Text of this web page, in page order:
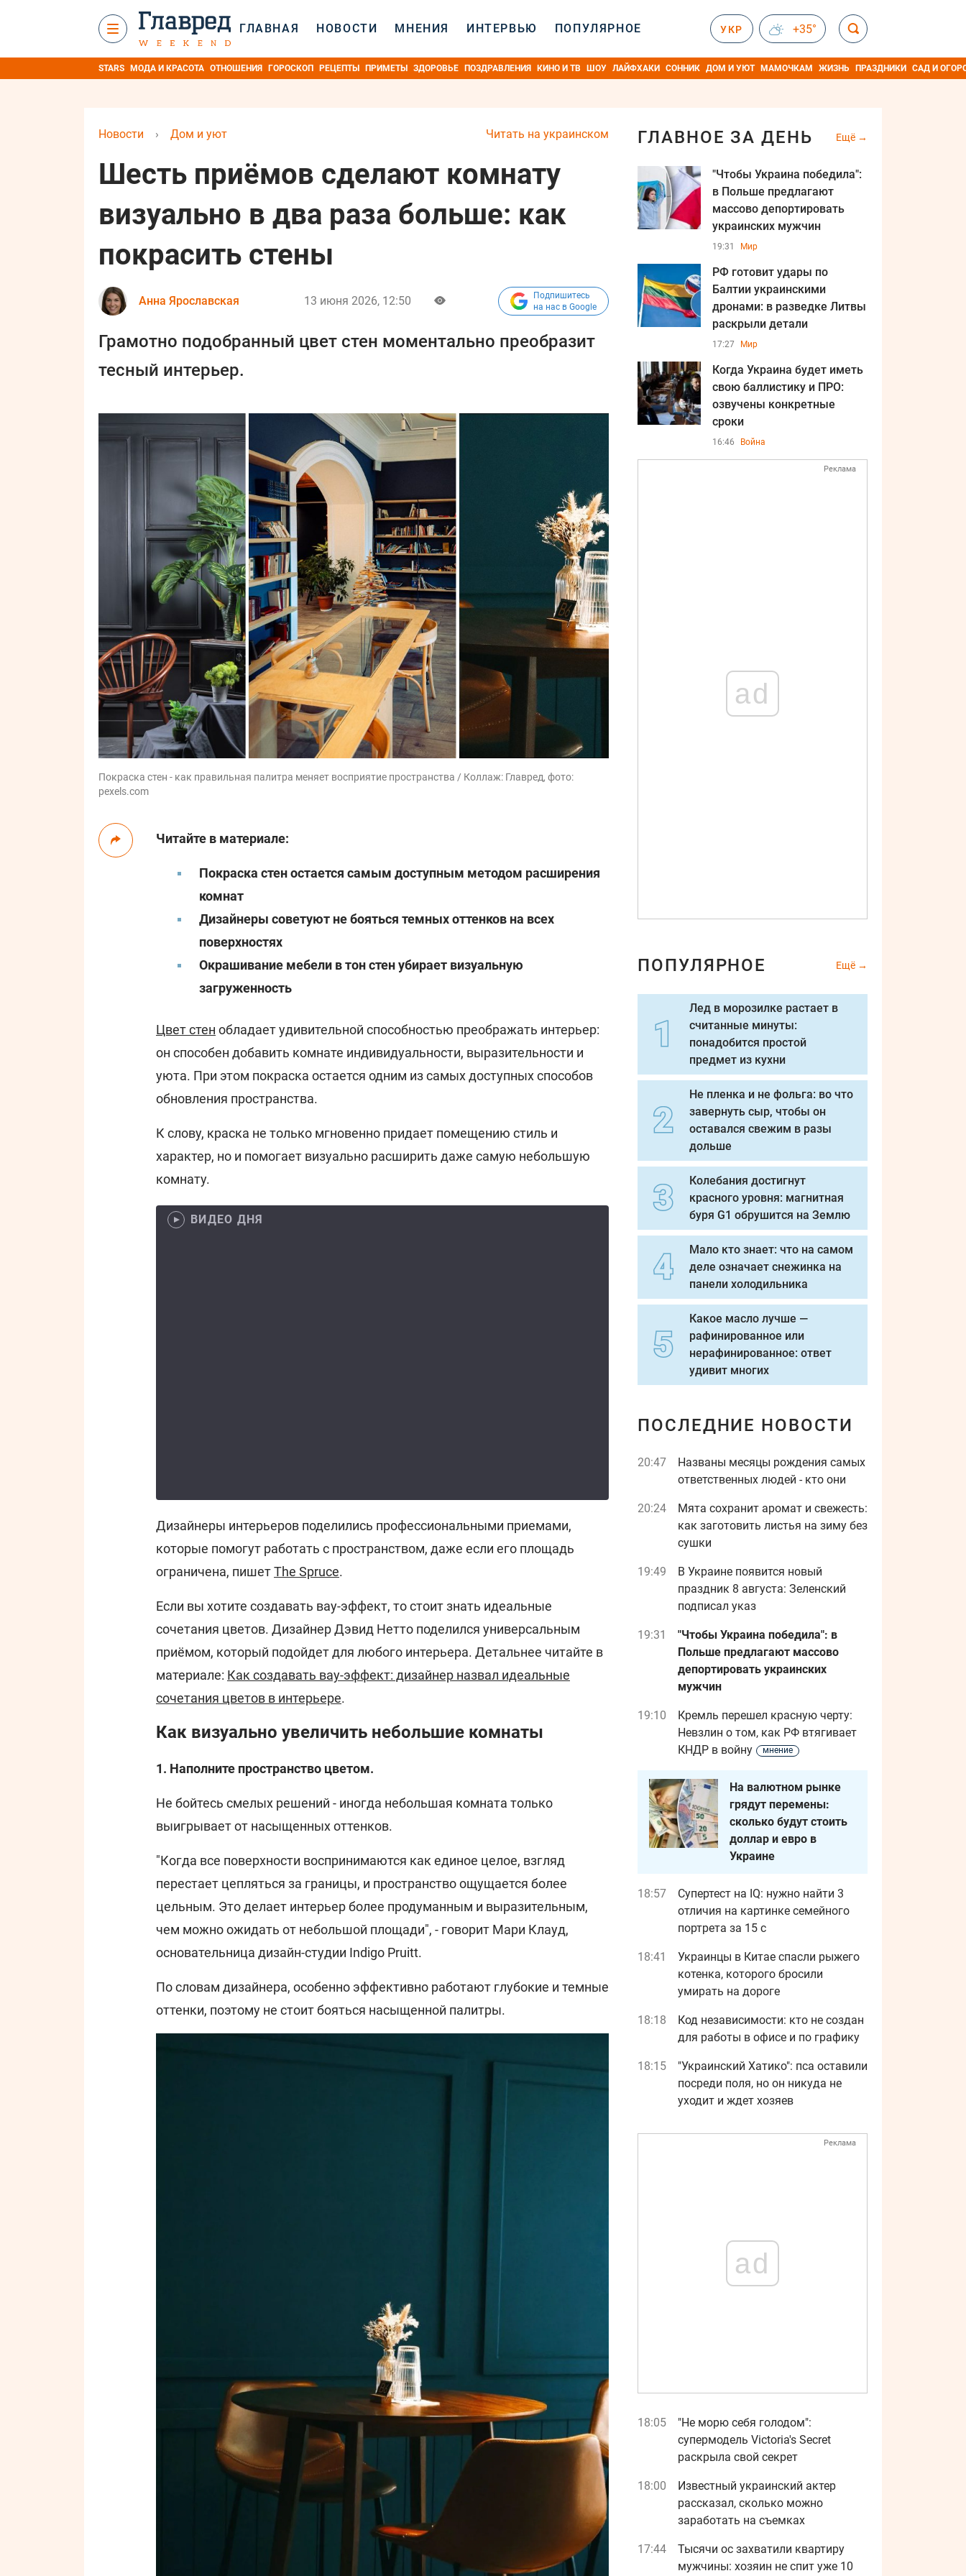
ГЛАВНАЯ НОВОСТИ МНЕНИЯ ИНТЕРВЬЮ ПОПУЛЯРНОЕ УКР +35°
STARS МОДА И КРАСОТА ОТНОШЕНИЯ ГОРОСКОП РЕЦЕПТЫ ПРИМЕТЫ ЗДОРОВЬЕ ПОЗДРАВЛЕНИЯ КИНО И ТВ ШОУ ЛАЙФХАКИ СОННИК ДОМ И УЮТ МАМОЧКАМ ЖИЗНЬ ПРАЗДНИКИ САД И
Читать на украинском
Новости › Дом и уют
Шесть приёмов сделают комнату
визуально в два раза больше: как
покрасить стены
Анна Ярославская 13 июня 2026, 12:50
Подпишитесь
на нас в Google
Грамотно подобранный цвет стен моментально преобразит
тесный интерьер.
Покраска стен - как правильная палитра меняет восприятие пространства / Коллаж: Главред, фото:
pexels.com
Читайте в материале:
Покраска стен остается самым доступным методом расширения
комнат
Дизайнеры советуют не бояться темных оттенков на всех
поверхностях
Окрашивание мебели в тон стен убирает визуальную
загруженность
Цвет стен обладает удивительной способностью преображать интерьер:
он способен добавить комнате индивидуальности, выразительности и
уюта. При этом покраска остается одним из самых доступных способов
обновления пространства.
К слову, краска не только мгновенно придает помещению стиль и
характер, но и помогает визуально расширить даже самую небольшую
комнату.
ВИДЕО ДНЯ
Дизайнеры интерьеров поделились профессиональными приемами,
которые помогут работать с пространством, даже если его площадь
ограничена, пишетThe Spruce.
Если вы хотите создавать вау-эффект, то стоит знать идеальные
сочетания цветов. Дизайнер Дэвид Нетто поделился универсальным
приёмом, который подойдет для любого интерьера. Детальнее читайте в
материале: Как создавать вау-эффект: дизайнер назвал идеальные
сочетания цветов в интерьере.
Как визуально увеличить небольшие комнаты
1. Наполните пространство цветом.
Не бойтесь смелых решений - иногда небольшая комната только
выигрывает от насыщенных оттенков.
"Когда все поверхности воспринимаются как единое целое, взгляд
перестает цепляться за границы, и пространство ощущается более
цельным. Это делает интерьер более продуманным и выразительным,
чем можно ожидать от небольшой площади", - говорит Мари Клауд,
основательница дизайн-студии Indigo Pruitt.
По словам дизайнера, особенно эффективно работают глубокие и темные
оттенки, поэтому не стоит бояться насыщенной палитры.
ГЛАВНОЕ ЗА ДЕНЬ Ещё
"Чтобы Украина победила":
в Польше предлагают
массово депортировать
украинских мужчин
19:31 Мир
РФ готовит удары по
Балтии украинскими
дронами: в разведке Литвы
раскрыли детали
17:27 Мир
Когда Украина будет иметь
свою баллистику и ПРО:
озвучены конкретные
сроки
16:46 Война
Реклама
ad
ПОПУЛЯРНОЕ Ещё
Лед в морозилке растает в
считанные минуты:
понадобится простой
предмет из кухни
Не пленка и не фольга: во что
завернуть сыр, чтобы он
оставался свежим в разы
дольше
Колебания достигнут
красного уровня: магнитная
буря G1 обрушится на Землю
Мало кто знает: что на самом
деле означает снежинка на
панели холодильника
Какое масло лучше —
рафинированное или
нерафинированное: ответ
удивит многих
ПОСЛЕДНИЕ НОВОСТИ
20:47
Названы месяцы рождения самых
ответственных людей - кто они
20:24
Мята сохранит аромат и свежесть:
как заготовить листья на зиму без
сушки
19:49
В Украине появится новый
праздник 8 августа: Зеленский
подписал указ
19:31
"Чтобы Украина победила": в
Польше предлагают массово
депортировать украинских
мужчин
19:10
Кремль перешел красную черту:
Невзлин о том, как РФ втягивает
КНДР в войну
мнение
На валютном рынке
грядут перемены:
сколько будут стоить
доллар и евро в
Украине
18:57
Супертест на IQ: нужно найти 3
отличия на картинке семейного
портрета за 15 с
18:41
Украинцы в Китае спасли рыжего
котенка, которого бросили
умирать на дороге
18:18
Код независимости: кто не создан
для работы в офисе и по графику
18:15
"Украинский Хатико": пса оставили
посреди поля, но он никуда не
уходит и ждет хозяев
Реклама
ad
18:05
"Не морю себя голодом":
супермодель Victoria's Secret
раскрыла свой секрет
18:00
Известный украинский актер
рассказал, сколько можно
заработать на съемках
17:44
Тысячи ос захватили квартиру
мужчины: хозяин не спит уже 10